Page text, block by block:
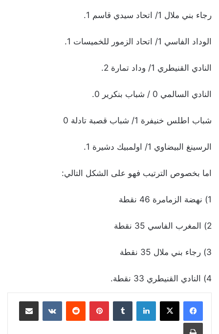
رجاء بني ملال 1/ اتحاد سيدي قاسم 1.
الوداد الفاسي 1/ اتحاد الزمور للخميسات 1.
النادي القنيطري 1/ وداد تمارة 2.
النادي السالمي 0 / شباب بنكرير 0.
شباب اطلس خنيفرة 1/ شباب قصبة تادلة 0
الرسينغ البيضاوي 1/ اولمبيك دشيرة 1.
اما بخصوص الترتيب فهو على الشكل التالي:
1) نهضة الزمامرة 46 نقطة
2) المغرب الفاسي 35 نقطة
3) رجاء بني ملال 35 نقطة
4) النادي القنيطري 33 نقطة.
لينكدإن بينتيريست مشاركة عبر البريد
طباعة